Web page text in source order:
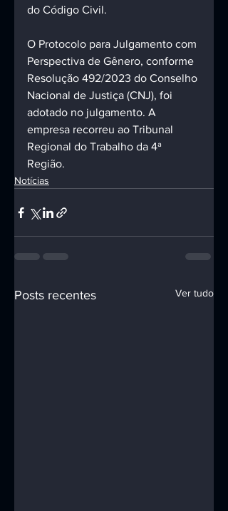
do Código Civil.
O Protocolo para Julgamento com
Perspectiva de Gênero, conforme
Resolução 492/2023 do Conselho
Nacional de Justiça (CNJ), foi
adotado no julgamento. A
empresa recorreu ao Tribunal
Regional do Trabalho da 4ª
Região.
Notícias
Posts recentes Ver tudo